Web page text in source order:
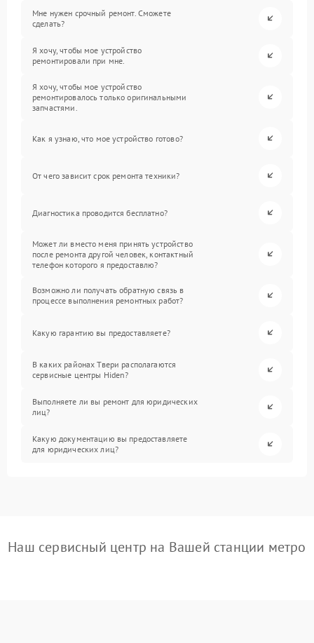
Мне нужен срочный ремонт. Сможете
сделать?
Я хочу, чтобы мое устройство
ремонтировали при мне.
Я хочу, чтобы мое устройство
ремонтировалось только оригинальными
запчастями.
Как я узнаю, что мое устройство готово?
От чего зависит срок ремонта техники?
Диагностика проводится бесплатно?
Может ли вместо меня принять устройство
после ремонта другой человек, контактный
телефон которого я предоставлю?
Возможно ли получать обратную связь в
процессе выполнения ремонтных работ?
Какую гарантию вы предоставляете?
В каких районах Твери располагаются
сервисные центры Hiden?
Выполняете ли вы ремонт для юридических
лиц?
Какую документацию вы предоставляете
для юридических лиц?
Наш сервисный центр на Вашей станции метро